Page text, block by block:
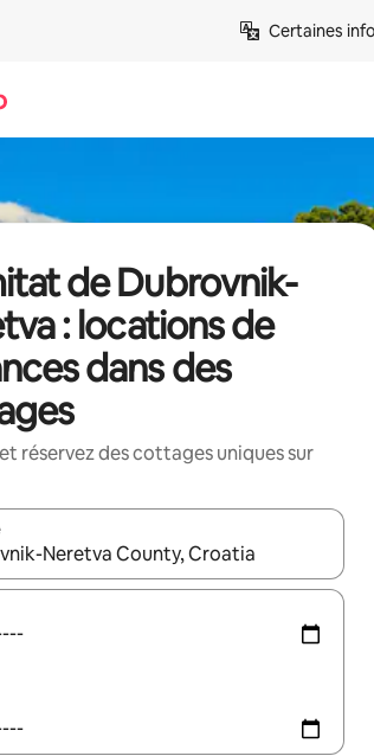
Certaines
de Dubrovnik-
: locations de
dans des
réservez des cottages uniques sur
les résultats s'affichent, utilisez les flèches